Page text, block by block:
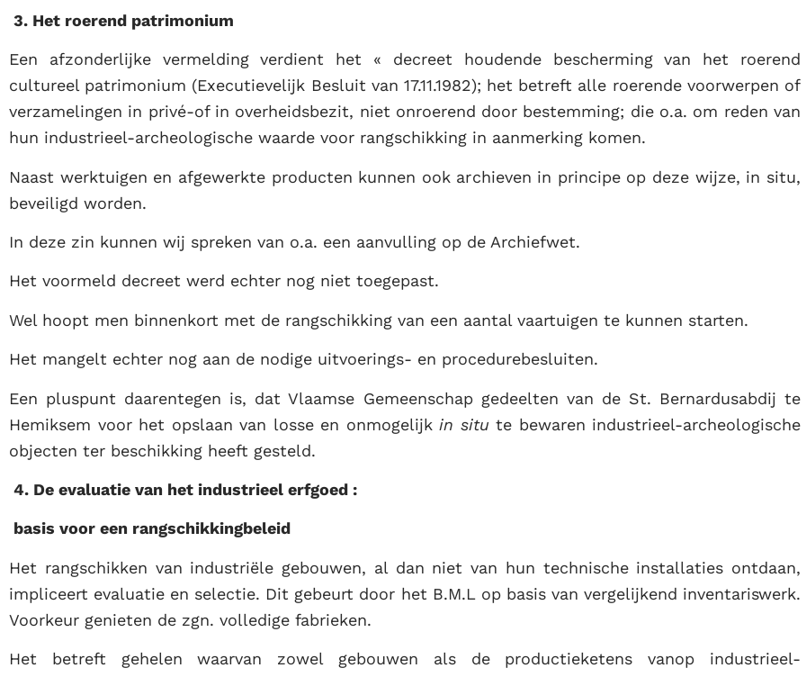
3. Het roerend patrimonium
Een afzonderlijke vermelding verdient het « decreet houdende bescherming van het roerend
cultureel patrimonium (Executievelijk Besluit van 17.11.1982); het betreft alle roerende voorwerpen of
verzamelingen in privé-of in overheidsbezit, niet onroerend door bestemming; die o.a. om reden van
hun industrieel-archeologische waarde voor rangschikking in aanmerking komen.
Naast werktuigen en afgewerkte producten kunnen ook archieven in principe op deze wijze, in situ,
beveiligd worden.
In deze zin kunnen wij spreken van o.a. een aanvulling op de Archiefwet.
Het voormeld decreet werd echter nog niet toegepast.
Wel hoopt men binnenkort met de rangschikking van een aantal vaartuigen te kunnen starten.
Het mangelt echter nog aan de nodige uitvoerings- en procedurebesluiten.
Een pluspunt daarentegen is, dat Vlaamse Gemeenschap gedeelten van de St. Bernardusabdij te
Hemiksem voor het opslaan van losse en onmogelijk in situ te bewaren industrieel-archeologische
objecten ter beschikking heeft gesteld.
4. De evaluatie van het industrieel erfgoed :
basis voor een rangschikkingbeleid
Het rangschikken van industriële gebouwen, al dan niet van hun technische installaties ontdaan,
impliceert evaluatie en selectie. Dit gebeurt door het B.M.L op basis van vergelijkend inventariswerk.
Voorkeur genieten de zgn. volledige fabrieken.
Het betreft gehelen waarvan zowel gebouwen als de productieketens vanop industrieel-